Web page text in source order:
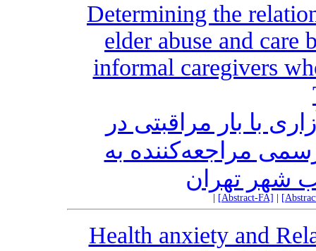
Determining the
elder abuse and
informal caregivers
با بار مراقبتی در
مراجعه‌کننده به
شهر تهران
[Abstract-FA]
Health anxiety and